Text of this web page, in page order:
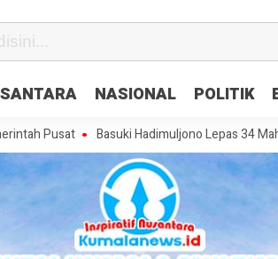
NASIONAL POLITIK
Basuki Hadimuljono Lepas 34 Mahasiswa